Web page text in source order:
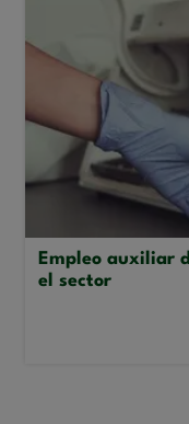
Empleo auxiliar
el sector